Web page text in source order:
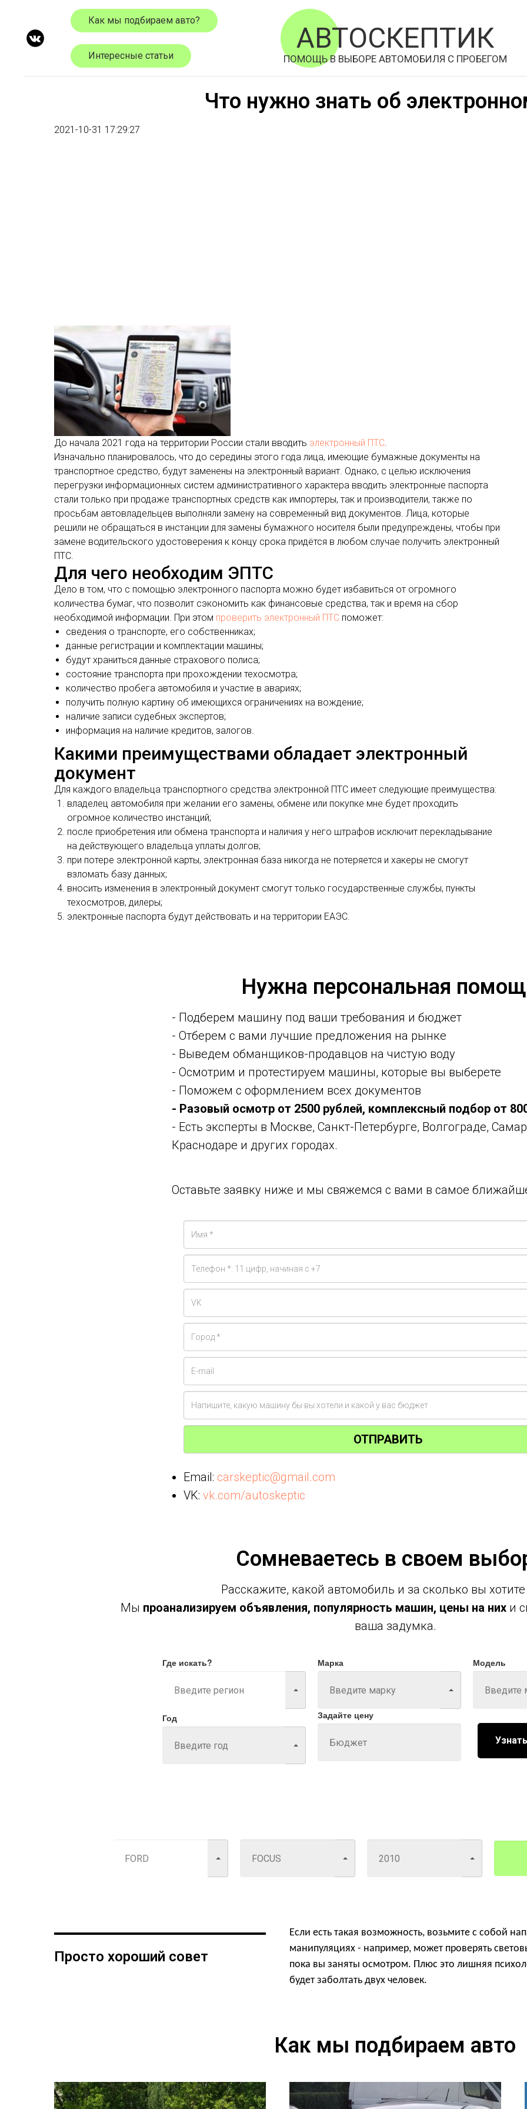
АВТОСКЕПТИК
ПОМОЩЬ В ВЫБОРЕ АВТОМОБИЛЯ С ПРОБЕГОМ
Как мы подбираем авто?
Интересные статьи
Что нужно знать об
2021-10-31 17:29:27
До начала 2021 года на территории России стали вводить электронный ПТС.
Изначально планировалось, что до середины этого года лица, имеющие бумажные документы на
транспортное средство, будут заменены на электронный вариант. Однако, с целью исключения
перегрузки информационных систем административного характера вводить электронные паспорта
стали только при продаже транспортных средств как импортеры, так и производители, также по
просьбам автовладельцев выполняли замену на современный вид документов. Лица, которые
решили не обращаться в инстанции для замены бумажного носителя были предупреждены, чтобы при
замене водительского удостоверения к концу срока придётся в любом случае получить электронный
ПТС.
Для чего необходим ЭПТС
Дело в том, что с помощью электронного паспорта можно будет избавиться от огромного
количества бумаг, что позволит сэкономить как финансовые средства, так и время на сбор
необходимой информации. При этом проверить электронный ПТС поможет:
сведения о транспорте, его собственниках;
данные регистрации и комплектации машины;
будут храниться данные страхового полиса;
состояние транспорта при прохождении техосмотра;
количество пробега автомобиля и участие в авариях;
получить полную картину об имеющихся ограничениях на вождение;
наличие записи судебных экспертов;
информация на наличие кредитов, залогов.
Какими преимуществами обладает электронный
документ
Для каждого владельца транспортного средства электронной ПТС имеет следующие преимущества:
владелец автомобиля при желании его замены, обмене или покупке мне будет проходить
огромное количество инстанций;
после приобретения или обмена транспорта и наличия у него штрафов исключит перекладывание
на действующего владельца уплаты долгов;
при потере электронной карты, электронная база никогда не потеряется и хакеры не смогут
взломать базу данных;
вносить изменения в электронный документ смогут только государственные службы, пункты
техосмотров, дилеры;
электронные паспорта будут действовать и на территории ЕАЭС.
Нужна персональная
- Подберем машину под ваши требования и бюджет
- Отберем с вами лучшие предложения на рынке
- Выведем обманщиков-продавцов на чистую воду
- Осмотрим и протестируем машины, которые вы выберете
- Поможем с оформлением всех документов
- Разовый осмотр от 2500 рублей, комплексный подбор от
- Есть эксперты в Москве, Санкт-Петербурге, Волгограде,
Краснодаре и других городах.
Оставьте заявку ниже и мы свяжемся с вами в самое
ОТПРАВИТЬ
Email: carskeptic@gmail.com
VK: vk.com/autoskeptic
Сомневаетесь в своем
Расскажите, какой автомобиль и за сколько вы
Мы проанализируем объявления, популярность машин, цены на нихи
ваша задумка.
Где искать? Марка Модель
Год Задайте цену
Просто хороший совет
Если есть такая возможность, возьмите с собой
манипуляциях - например, может проверять
пока вы заняты осмотром. Плюс это лишняя
будет заболтать двух человек.
Как мы подбираем авто